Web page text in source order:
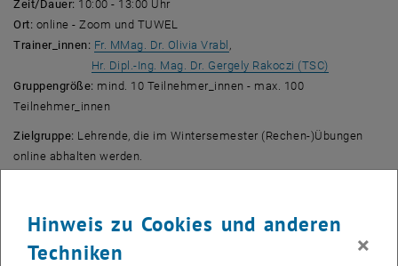
Zeit/Dauer: 10:00 - 13:00 Uhr
Ort: online - Zoom und TUWEL
Trainer_innen: Fr. MMag. Dr. Olivia Vrabl ,
Hr. Dipl.-Ing. Mag. Dr. Gergely Rakoczi (TSC), öffnet eine
Gruppengröße: mind. 10 Teilnehmer_innen - max. 100
Teilnehmer_innen
Zielgruppe: Lehrende, die im Wintersemester (Rechen-)Übungen
online abhalten werden.
möchten. Lehrende, die TUWEL für ihre (Rechen-)Übungen
kennenlernen möchten.
Hinweis zu Cookies und anderen
Techniken
×